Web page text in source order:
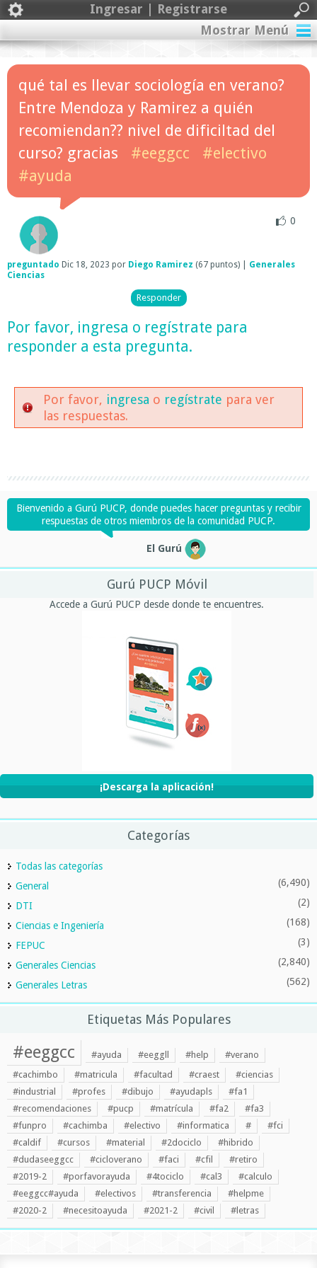
Ingresar | Registrarse
Mostrar Menú
qué tal es llevar sociología en verano?
Entre Mendoza y Ramirez a quién
recomiendan?? nivel de dificiltad del
curso? gracias
#eeggcc
#electivo
#ayuda
0
preguntado Dic 18, 2023 por Diego Ramirez (67 puntos)
Generales
Ciencias
Por favor, ingresa o regístrate para
responder a esta pregunta.
Por favor, ingresa o regístrate para ver
las respuestas.
Bienvenido a Gurú PUCP, donde puedes hacer preguntas y recibir
respuestas de otros miembros de la comunidad PUCP.
El Gurú
Gurú PUCP Móvil
Accede a Gurú PUCP desde donde te encuentres.
¡Descarga la aplicación!
Categorías
Todas las categorías
General
(6,490)
DTI (2)
Ciencias e Ingeniería (168)
FEPUC (3)
Generales Ciencias (2,840)
Generales Letras (562)
Etiquetas Más Populares
#eeggcc #ayuda #eeggll #help
#verano
#cachimbo
#matricula #facultad #craest
#ciencias
#industrial
#profes #dibujo #ayudapls
#fa1
#recomendaciones
#pucp #matrícula #fa2
#fa3
#funpro
#cachimba #electivo #informatica #
#fci
#caldif
#cursos #material #2dociclo
#hibrido
#dudaseeggcc
#cicloverano #faci #cfil
#retiro
#2019-2
#porfavorayuda #4tociclo #cal3
#calculo
#eeggcc#ayuda
#electivos #transferencia
#helpme
#2020-2
#necesitoayuda #2021-2 #civil #letras